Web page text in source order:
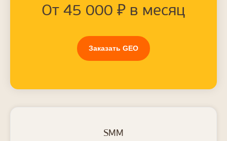
От 45 000 ₽ в месяц
Заказать GEO
SMM